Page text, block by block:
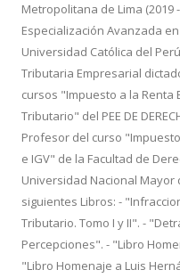
Metropolitana de Lima (2019
Especialización Avanzada
Universidad Católica del
Tributaria Empresarial
cursos "Impuesto a la
Tributario" del PEE DE
Profesor del curso
e IGV" de la Facultad de
Universidad Nacional Mayor
siguientes Libros: -
Tributario. Tomo I y II". -
Percepciones". - "Libro
"Libro Homenaje a Luis